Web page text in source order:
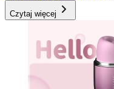
Czytaj więcej